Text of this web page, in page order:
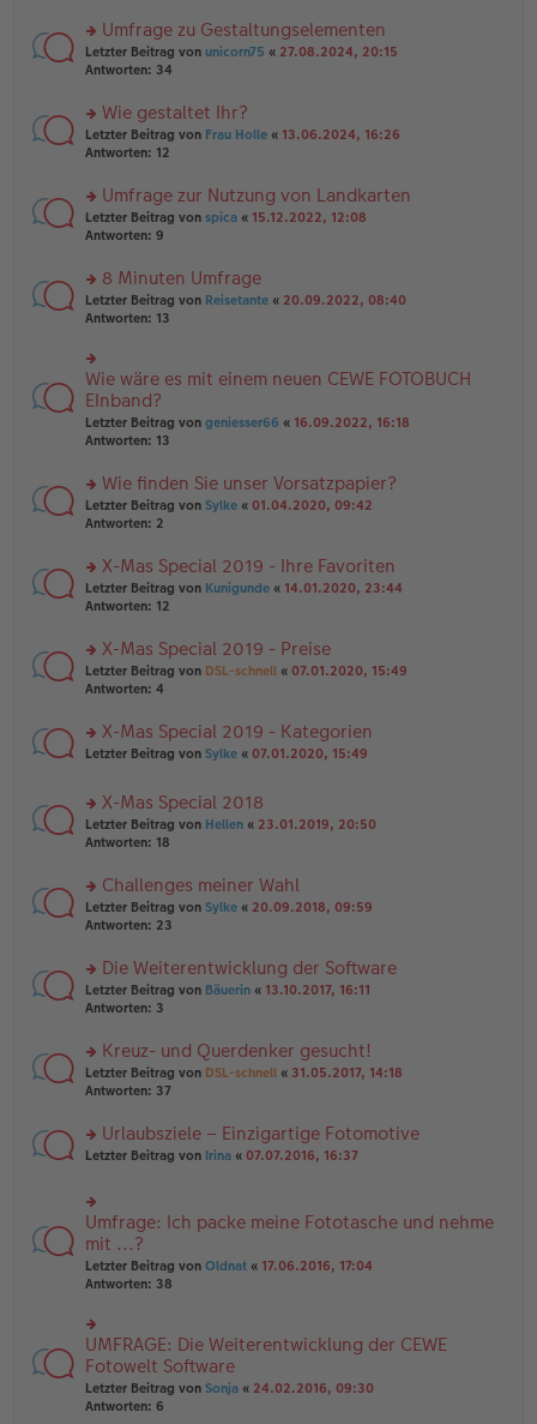
B
ei
tr
g
n
g
el
e
n
er
tr
a
g
rs
te
n
g
el
e
n
er
tr
a
g
Umfrage zu Gestaltungselementen
Letzter Beitrag von unicorn75 « 27.08.2024, 20:15
Antworten: 34
rs
te
n
g
el
e
n
er
tr
a
g
Wie gestaltet Ihr?
Letzter Beitrag von Frau Holle « 13.06.2024, 16:26
Antworten: 12
rs
te
n
g
el
e
n
er
B
ei
tr
g
Umfrage zur Nutzung von Landkarten
Letzter Beitrag von spica « 15.12.2022, 12:08
Antworten: 9
rs
te
u
n
g
el
es
e
er
B
ei
tr
g
8 Minuten Umfrage
Letzter Beitrag von Reisetante « 20.09.2022, 08:40
Antworten: 13
rs
te
r
u
n
el
es
e
B
ei
tr
g
Wie wäre es mit einem neuen CEWE FOTOBUCH
EInband?
Letzter Beitrag von geniesser66 « 16.09.2022, 16:18
Antworten: 13
rs
te
n
g
el
e
n
er
tr
a
Wie finden Sie unser Vorsatzpapier?
Letzter Beitrag von Sylke « 01.04.2020, 09:42
Antworten: 2
rs
te
n
g
el
e
n
ei
tr
a
X-Mas Special 2019 - Ihre Favoriten
Letzter Beitrag von Kunigunde « 14.01.2020, 23:44
Antworten: 12
rs
te
n
g
es
e
n
er
ei
tr
a
X-Mas Special 2019 - Preise
Letzter Beitrag von DSL-schnell « 07.01.2020, 15:49
Antworten: 4
rs
u
n
g
es
e
n
er
ei
tr
a
X-Mas Special 2019 - Kategorien
Letzter Beitrag von Sylke « 07.01.2020, 15:49
rs
te
n
g
el
e
n
er
tr
a
g
X-Mas Special 2018
Letzter Beitrag von Hellen « 23.01.2019, 20:50
Antworten: 18
rs
te
n
g
el
e
n
er
tr
a
Challenges meiner Wahl
Letzter Beitrag von Sylke « 20.09.2018, 09:59
Antworten: 23
rs
te
n
g
el
e
n
ei
tr
a
g
Die Weiterentwicklung der Software
Letzter Beitrag von Bäuerin « 13.10.2017, 16:11
Antworten: 3
rs
te
n
g
es
e
n
er
B
ei
a
g
Kreuz- und Querdenker gesucht!
Letzter Beitrag von DSL-schnell « 31.05.2017, 14:18
Antworten: 37
rs
u
n
g
el
es
n
er
B
ei
tr
a
Urlaubsziele – Einzigartige Fotomotive
Letzter Beitrag von Irina « 07.07.2016, 16:37
rs
te
r
u
n
el
es
e
n
er
Umfrage: Ich packe meine Fototasche und nehme
mit ...?
Letzter Beitrag von Oldnat « 17.06.2016, 17:04
Antworten: 38
rs
te
r
u
n
UMFRAGE: Die Weiterentwicklung der CEWE
Fotowelt Software
Letzter Beitrag von Sonja « 24.02.2016, 09:30
Antworten: 6